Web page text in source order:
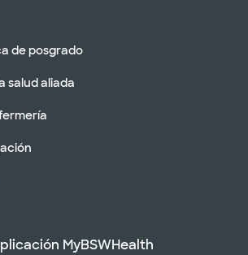
de posgrado
salud aliada
MyBSWHealth